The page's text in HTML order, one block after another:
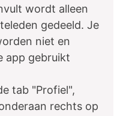
wordt alleen
gedeeld. Je
niet en
app gebruikt
tab "Profiel",
rechts op